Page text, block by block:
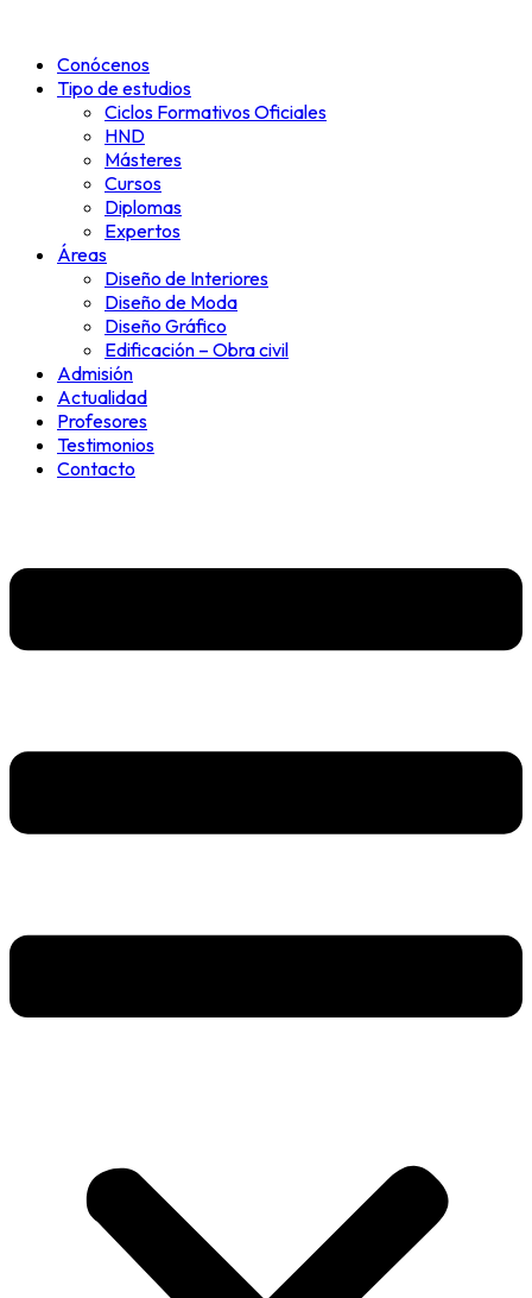
contenidoConócenos
Tipo de estudios
Ciclos Formativos Oficiales
HND
Másteres
Cursos
Diplomas
Expertos
Áreas
Diseño de Interiores
Diseño de Moda
Diseño Gráfico
Edificación – Obra civil
Admisión
Actualidad
Profesores
Testimonios
Contacto